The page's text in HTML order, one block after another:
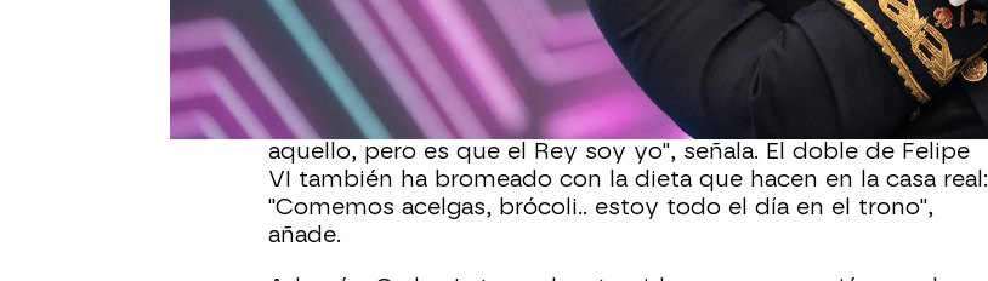
hablado de cómo fue el desfile del pasado 12 de octubre y ha
bromeado mostrando un audio de Pedro Sánchez donde le da
la razón por la que llegó tarde al acto.
"Es que en casa no me puedo desahogar, Felipe esto, Felipe
aquello, pero es que el Rey soy yo", señala. El doble de Felipe
VI también ha bromeado con la dieta que hacen en la casa real:
"Comemos acelgas, brócoli.. estoy todo el día en el trono",
añade.